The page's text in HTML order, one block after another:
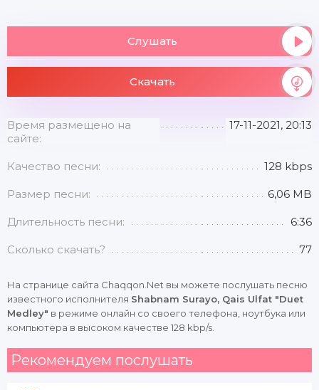
Слушать
Скачать
Время размещено на
сайте:
17-11-2021, 20:13
Качество песни: 128 kbps
Размер песни: 6,06 MB
Длительность песни: 6:36
Сколько скачать? 77
На странице сайта Chaqqon.Net вы можете послушать песню
известного исполнителя Shabnam Surayo, Qais Ulfat "Duet
Medley" в режиме онлайн со своего телефона, ноутбука или
компьютера в высоком качестве 128 kbp/s.
Рекомендуем послушать